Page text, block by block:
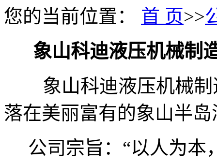
您的当前位置： 首 页>>
象山科迪液压机械制
象山科迪液压机械制
落在美丽富有的象山半
公司宗旨：“以人为本